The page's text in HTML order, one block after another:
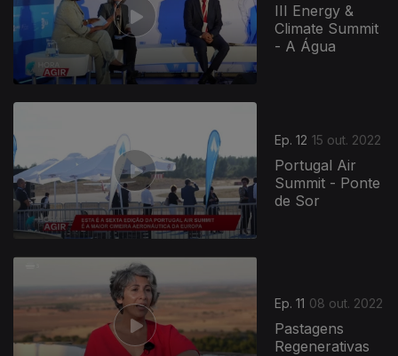
III Energy &
Climate Summit
- A Água
Ep. 12 15 out. 2022
Portugal Air
Summit - Ponte
de Sor
Ep. 11 08 out. 2022
Pastagens
Regenerativas